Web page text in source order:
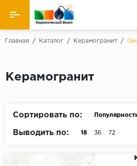
Назад
Керамическая плитка
Главная / Каталог / Керамогранит /
Керамогранит
Сортировать по:
Выводить по: 18 36 72